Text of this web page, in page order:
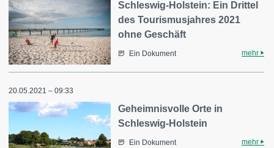
Schleswig-Holstein: Ein Drittel
des Tourismusjahres 2021
ohne Geschäft
Ein Dokument mehr
20.05.2021 – 09:33
Geheimnisvolle Orte in
Schleswig-Holstein
Ein Dokument mehr